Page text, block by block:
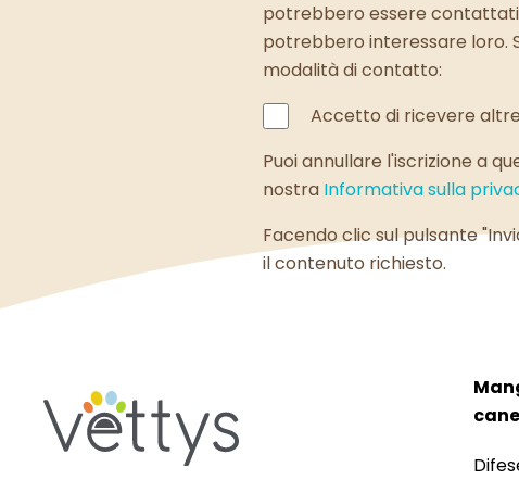
potrebbero essere contattati
potrebbero interessare loro.
modalità di contatto:
Accetto di ricevere
Puoi annullare l'iscrizione a
nostra Informativa sulla
Facendo clic sul pulsante
il contenuto richiesto.
cane